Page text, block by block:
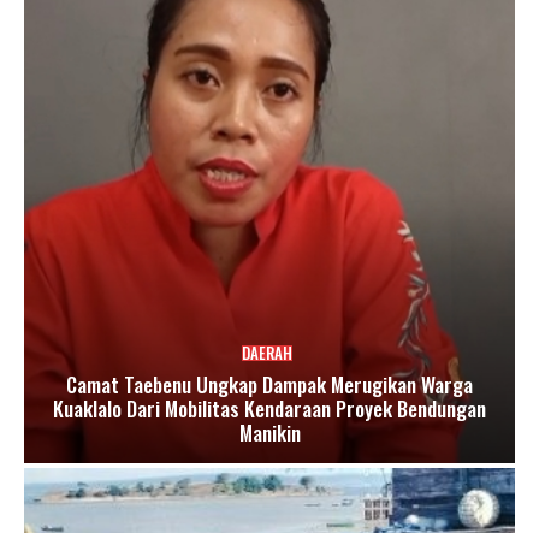
DAERAH
Camat Taebenu Ungkap Dampak Merugikan Warga
Kuaklalo Dari Mobilitas Kendaraan Proyek Bendungan
Manikin